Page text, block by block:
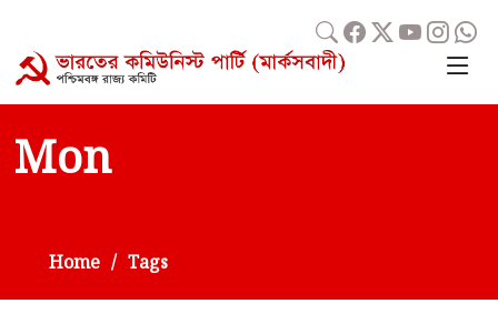
Mon
Home Tags